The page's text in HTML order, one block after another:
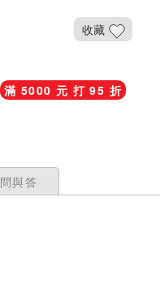
收藏
滿 5000 元 打 95 折
問與答